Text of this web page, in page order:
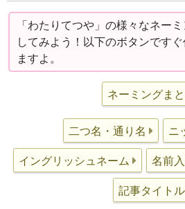
「わたりてつや」の様々なネー
してみよう！以下のボタンですぐ
ますよ。
ネーミングま
二つ名・通り名 ニ
イングリッシュネーム 名前
記事タイトル